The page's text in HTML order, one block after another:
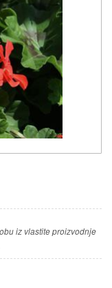
iz vlastite proizvodnje